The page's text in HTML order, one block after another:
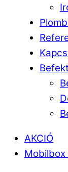
AKCIÓ